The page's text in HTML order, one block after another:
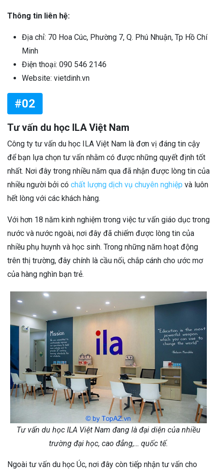
Thông tin liên hệ:
Địa chỉ: 70 Hoa Cúc, Phường 7, Q. Phú Nhuận, Tp Hồ Chí
Minh
Điện thoại: 090 546 2146
Website: vietdinh.vn
#02
Tư vấn du học ILA Việt Nam
Công ty tư vấn du học ILA Việt Nam là đơn vị đáng tin cậy
để bạn lựa chọn tư vấn nhằm có được những quyết định tốt
nhất. Nơi đây trong nhiều năm qua đã nhận được lòng tin của
nhiều người bởi có chất lượng dịch vụ chuyên nghiệp và luôn
hết lòng với các khách hàng.
Với hơn 18 năm kinh nghiệm trong việc tư vấn giáo dục trong
nước và nước ngoài, nơi đây đã chiếm được lòng tin của
nhiều phụ huynh và học sinh. Trong những năm hoạt động
trên thị trường, đây chính là cầu nối, chắp cánh cho ước mơ
của hàng nghìn bạn trẻ.
Tư vấn du học ILA Việt Nam đang là đại diện của nhiều
trường đại học, cao đẳng,… quốc tế.
Ngoài tư vấn du học Úc, nơi đây còn tiếp nhận tư vấn cho